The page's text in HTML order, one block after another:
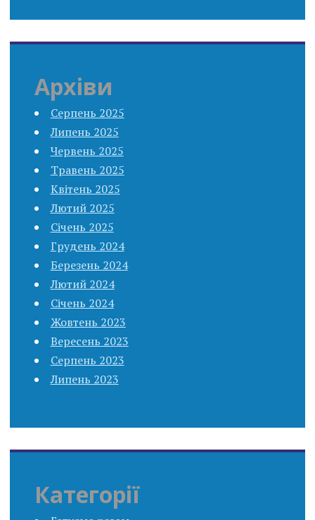
Архіви
Серпень 2025
Липень 2025
Червень 2025
Травень 2025
Квітень 2025
Лютий 2025
Січень 2025
Грудень 2024
Березень 2024
Лютий 2024
Січень 2024
Жовтень 2023
Вересень 2023
Серпень 2023
Липень 2023
Категорії